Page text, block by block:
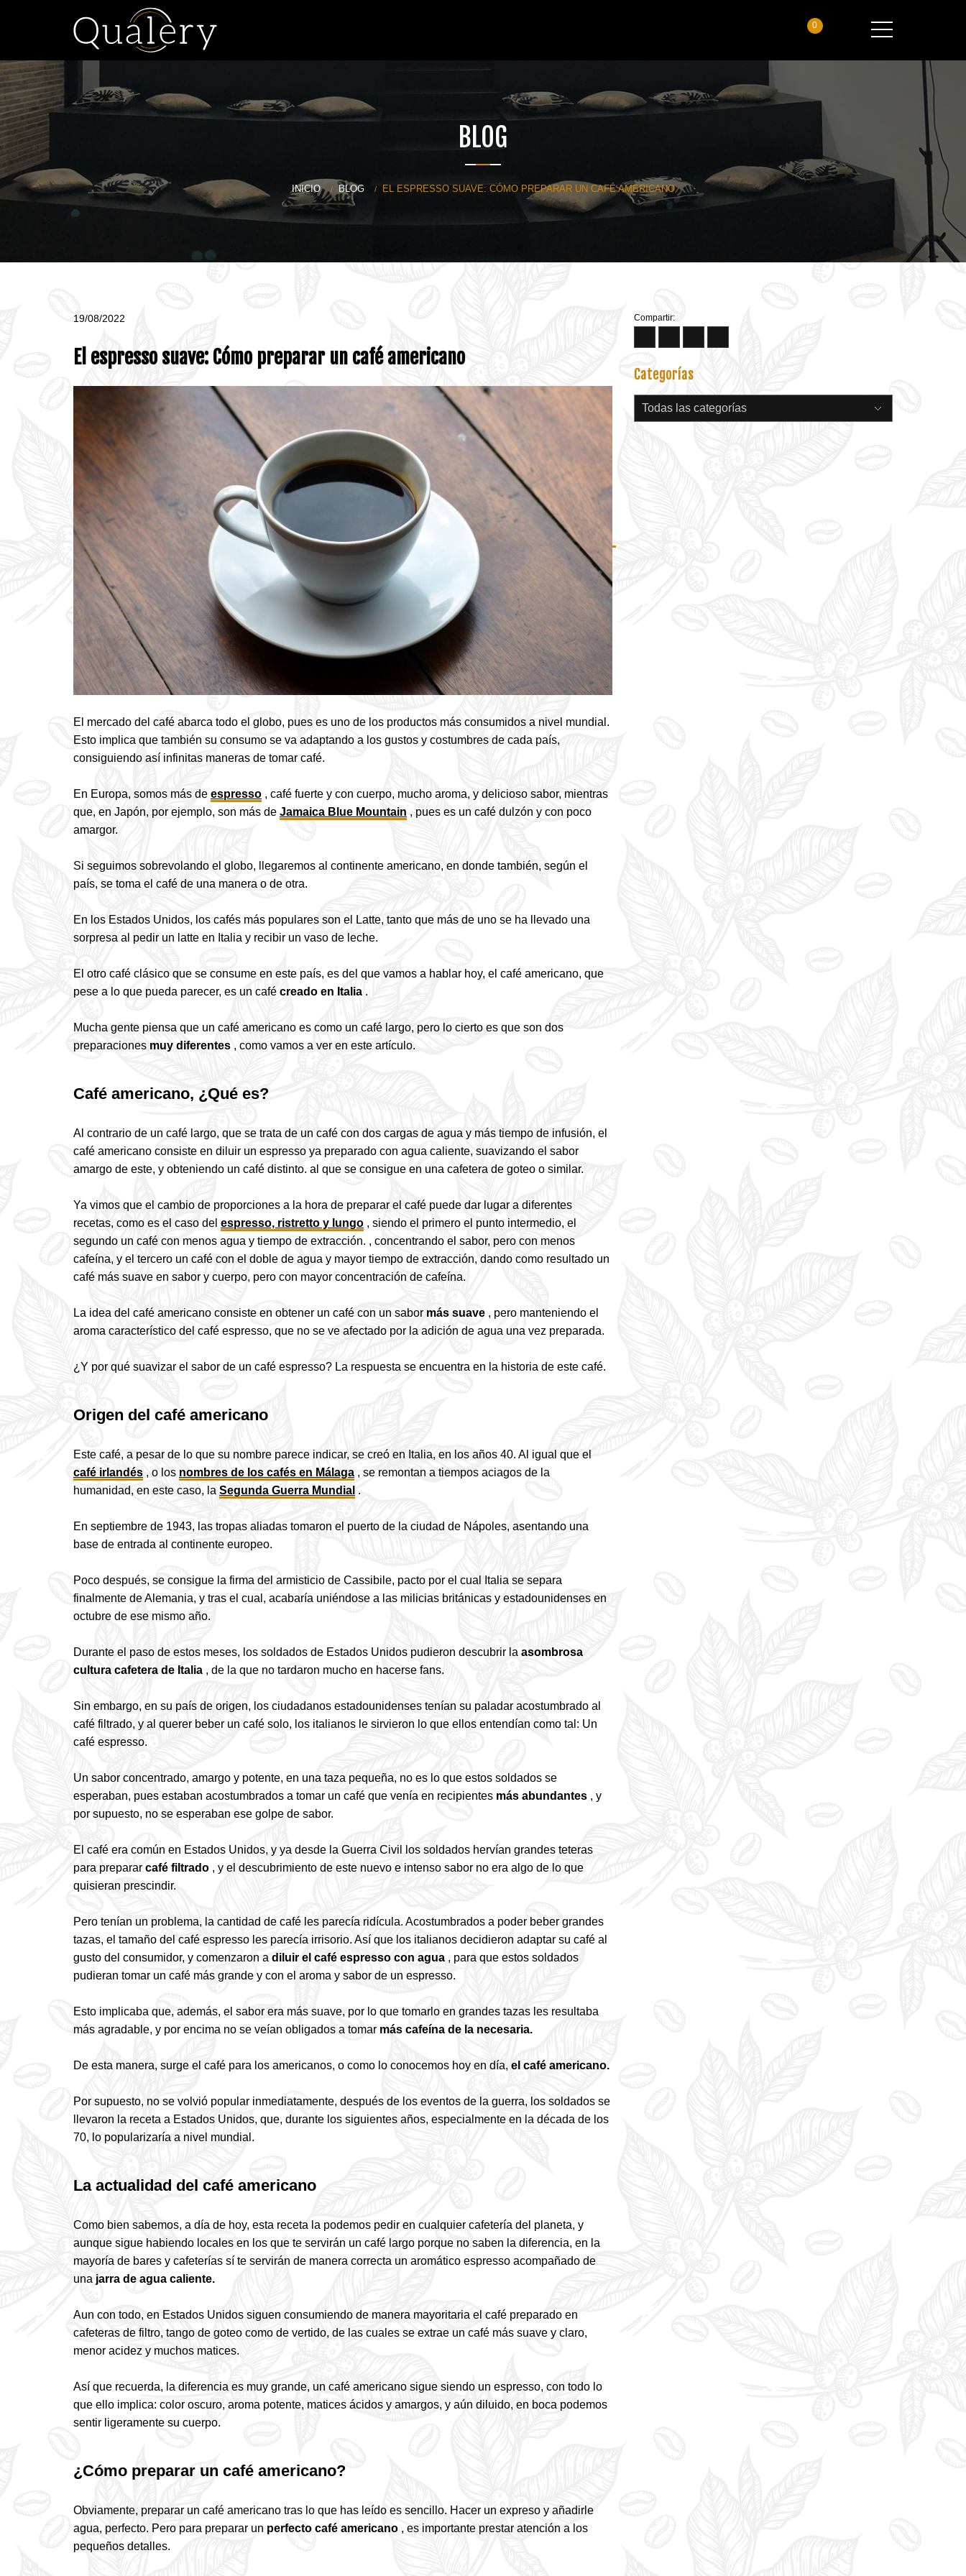
0
BLOG
INICIO BLOG EL ESPRESSO SUAVE: CÓMO PREPARAR UN CAFÉ AMERICANO
19/08/2022
El espresso suave: Cómo preparar un café americano
El mercado del café abarca todo el globo, pues es uno de los productos más consumidos a nivel mundial.
Esto implica que también su consumo se va adaptando a los gustos y costumbres de cada país,
consiguiendo así infinitas maneras de tomar café.
En Europa, somos más de espresso , café fuerte y con cuerpo, mucho aroma, y ​​delicioso sabor, mientras
que, en Japón, por ejemplo, son más de Jamaica Blue Mountain , pues es un café dulzón y con poco
amargor.
Si seguimos sobrevolando el globo, llegaremos al continente americano, en donde también, según el
país, se toma el café de una manera o de otra.
En los Estados Unidos, los cafés más populares son el Latte, tanto que más de uno se ha llevado una
sorpresa al pedir un latte en Italia y recibir un vaso de leche.
El otro café clásico que se consume en este país, es del que vamos a hablar hoy, el café americano, que
pese a lo que pueda parecer, es un café creado en Italia .
Mucha gente piensa que un café americano es como un café largo, pero lo cierto es que son dos
preparaciones muy diferentes , como vamos a ver en este artículo.
Café americano, ¿Qué es?
Al contrario de un café largo, que se trata de un café con dos cargas de agua y más tiempo de infusión, el
café americano consiste en diluir un espresso ya preparado con agua caliente, suavizando el sabor
amargo de este, y obteniendo un café distinto. al que se consigue en una cafetera de goteo o similar.
Ya vimos que el cambio de proporciones a la hora de preparar el café puede dar lugar a diferentes
recetas, como es el caso del espresso, ristretto y lungo , siendo el primero el punto intermedio, el
segundo un café con menos agua y tiempo de extracción. , concentrando el sabor, pero con menos
cafeína, y el tercero un café con el doble de agua y mayor tiempo de extracción, dando como resultado un
café más suave en sabor y cuerpo, pero con mayor concentración de cafeína.
La idea del café americano consiste en obtener un café con un sabor más suave , pero manteniendo el
aroma característico del café espresso, que no se ve afectado por la adición de agua una vez preparada.
¿Y por qué suavizar el sabor de un café espresso? La respuesta se encuentra en la historia de este café.
Origen del café americano
Este café, a pesar de lo que su nombre parece indicar, se creó en Italia, en los años 40. Al igual que el
café irlandés , o los nombres de los cafés en Málaga , se remontan a tiempos aciagos de la
humanidad, en este caso, la Segunda Guerra Mundial .
En septiembre de 1943, las tropas aliadas tomaron el puerto de la ciudad de Nápoles, asentando una
base de entrada al continente europeo.
Poco después, se consigue la firma del armisticio de Cassibile, pacto por el cual Italia se separa
finalmente de Alemania, y tras el cual, acabaría uniéndose a las milicias británicas y estadounidenses en
octubre de ese mismo año.
Durante el paso de estos meses, los soldados de Estados Unidos pudieron descubrir la asombrosa
cultura cafetera de Italia , de la que no tardaron mucho en hacerse fans.
Sin embargo, en su país de origen, los ciudadanos estadounidenses tenían su paladar acostumbrado al
café filtrado, y al querer beber un café solo, los italianos le sirvieron lo que ellos entendían como tal: Un
café espresso.
Un sabor concentrado, amargo y potente, en una taza pequeña, no es lo que estos soldados se
esperaban, pues estaban acostumbrados a tomar un café que venía en recipientes más abundantes , y
por supuesto, no se esperaban ese golpe de sabor.
El café era común en Estados Unidos, y ya desde la Guerra Civil los soldados hervían grandes teteras
para preparar café filtrado , y el descubrimiento de este nuevo e intenso sabor no era algo de lo que
quisieran prescindir.
Pero tenían un problema, la cantidad de café les parecía ridícula. Acostumbrados a poder beber grandes
tazas, el tamaño del café espresso les parecía irrisorio. Así que los italianos decidieron adaptar su café al
gusto del consumidor, y comenzaron a diluir el café espresso con agua , para que estos soldados
pudieran tomar un café más grande y con el aroma y sabor de un espresso.
Esto implicaba que, además, el sabor era más suave, por lo que tomarlo en grandes tazas les resultaba
más agradable, y por encima no se veían obligados a tomar más cafeína de la necesaria.
De esta manera, surge el café para los americanos, o como lo conocemos hoy en día, el café americano.
Por supuesto, no se volvió popular inmediatamente, después de los eventos de la guerra, los soldados se
llevaron la receta a Estados Unidos, que, durante los siguientes años, especialmente en la década de los
70, lo popularizaría a nivel mundial.
La actualidad del café americano
Como bien sabemos, a día de hoy, esta receta la podemos pedir en cualquier cafetería del planeta, y
aunque sigue habiendo locales en los que te servirán un café largo porque no saben la diferencia, en la
mayoría de bares y cafeterías sí te servirán de manera correcta un aromático espresso acompañado de
una jarra de agua caliente.
Aun con todo, en Estados Unidos siguen consumiendo de manera mayoritaria el café preparado en
cafeteras de filtro, tango de goteo como de vertido, de las cuales se extrae un café más suave y claro,
menor acidez y muchos matices.
Así que recuerda, la diferencia es muy grande, un café americano sigue siendo un espresso, con todo lo
que ello implica: color oscuro, aroma potente, matices ácidos y amargos, y aún diluido, en boca podemos
sentir ligeramente su cuerpo.
¿Cómo preparar un café americano?
Obviamente, preparar un café americano tras lo que has leído es sencillo. Hacer un expreso y añadirle
agua, perfecto. Pero para preparar un perfecto café americano , es importante prestar atención a los
pequeños detalles.
Compartir:
Categorías